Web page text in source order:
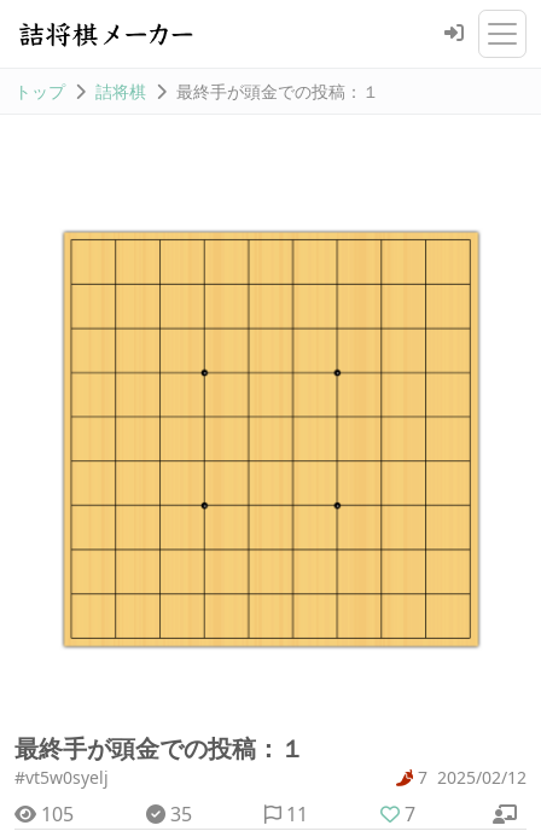
トップ 詰将棋 最終手が頭金での投稿：１
最終手が頭金での投稿：１
#vt5w0syelj 7 2025/02/12
105 35 11
7